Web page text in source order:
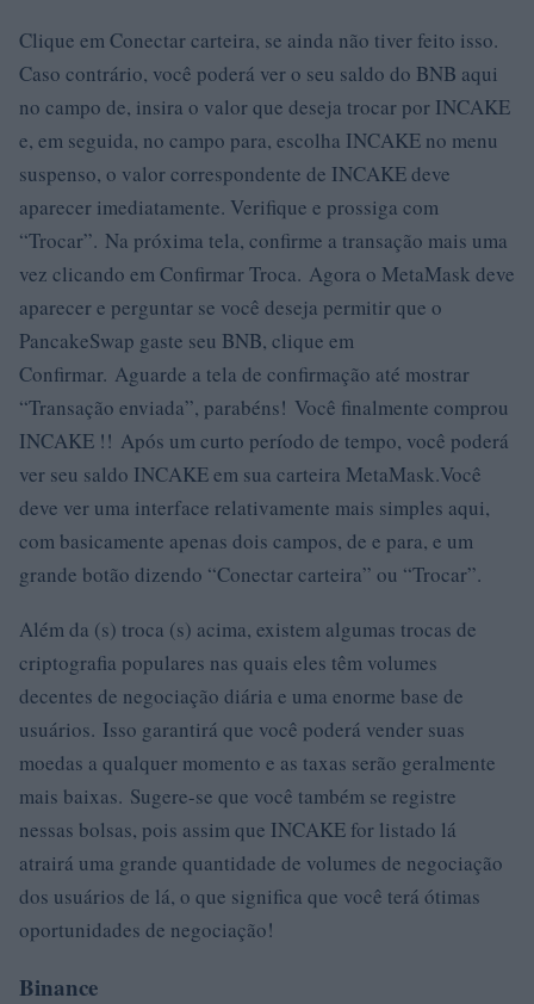
Clique em Conectar carteira, se ainda não tiver feito isso.
Caso contrário, você poderá ver o seu saldo do BNB aqui
no campo de, insira o valor que deseja trocar por INCAKE
e, em seguida, no campo para, escolha INCAKE no menu
suspenso, o valor correspondente de INCAKE deve
aparecer imediatamente. Verifique e prossiga com
“Trocar”. Na próxima tela, confirme a transação mais uma
vez clicando em Confirmar Troca. Agora o MetaMask deve
aparecer e perguntar se você deseja permitir que o
PancakeSwap gaste seu BNB, clique em
Confirmar. Aguarde a tela de confirmação até mostrar
“Transação enviada”, parabéns! Você finalmente comprou
INCAKE !! Após um curto período de tempo, você poderá
ver seu saldo INCAKE em sua carteira MetaMask.Você
deve ver uma interface relativamente mais simples aqui,
com basicamente apenas dois campos, de e para, e um
grande botão dizendo “Conectar carteira” ou “Trocar”.
Além da (s) troca (s) acima, existem algumas trocas de
criptografia populares nas quais eles têm volumes
decentes de negociação diária e uma enorme base de
usuários. Isso garantirá que você poderá vender suas
moedas a qualquer momento e as taxas serão geralmente
mais baixas. Sugere-se que você também se registre
nessas bolsas, pois assim que INCAKE for listado lá
atrairá uma grande quantidade de volumes de negociação
dos usuários de lá, o que significa que você terá ótimas
oportunidades de negociação!
Binance